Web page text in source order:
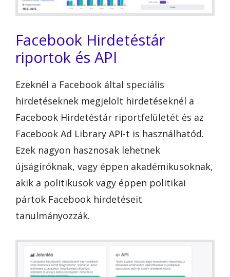
Facebook Hirdetéstár
riportok és API
Ezeknél a Facebook által speciális
hirdetéseknek megjelölt hirdetéseknél a
Facebook Hirdetéstár riportfelületét és az
Facebook Ad Library API-t is használhatód.
Ezek nagyon hasznosak lehetnek
újságíróknak, vagy éppen akadémikusoknak,
akik a politikusok vagy éppen politikai
pártok Facebook hirdetéseit
tanulmányozzák.